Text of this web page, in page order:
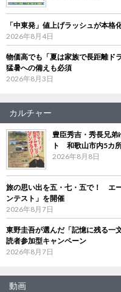
「中東発」値上げラッシュが本
2026年8月4日
物価高でも「夏は家族で長距離ド
猛暑への備えも必須
2026年8月3日
カルチャー
豊臣秀吉・秀長兄弟
ト 和歌山市内5カ
2026年8月8日
旅の思い出を五・七・五で！ エ
ンテスト」を開催
2026年8月7日
東野圭吾が選んだ「記憶に残る
読者参加型キャンペーン
2026年8月7日
動画